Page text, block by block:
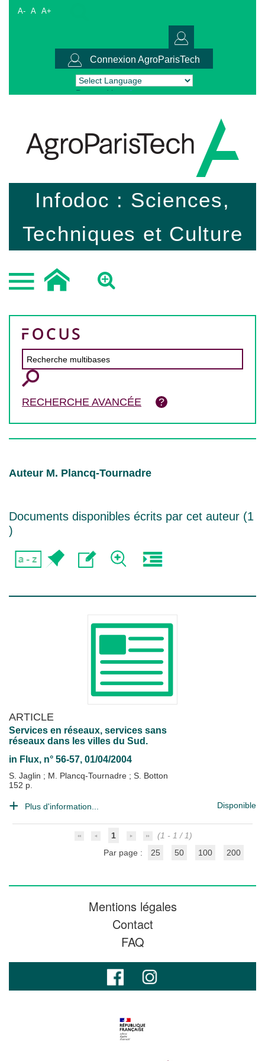
A- A A+
Connexion AgroParisTech
Powered by Translate
Infodoc : Sciences,
Techniques et Culture
RECHERCHE AVANCÉE
Auteur M. Plancq-Tournadre
Documents disponibles écrits par cet auteur (1
)
ARTICLE
Services en réseaux, services sans
réseaux dans les villes du Sud.
in Flux, n° 56-57, 01/04/2004
S. Jaglin ; M. Plancq-Tournadre ; S. Botton
152 p.
Plus d'information... Disponible
1
(1 - 1 / 1)
Par page :
25 50 100 200
Mentions légales
Contact
FAQ